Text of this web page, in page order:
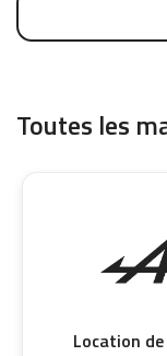
Toutes les
Location